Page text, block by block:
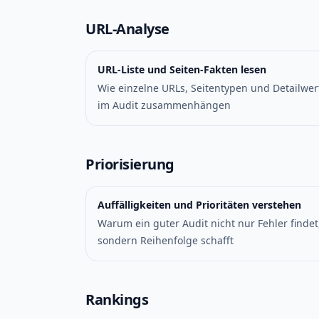
URL-Analyse
URL-Liste und Seiten-Fakten lesen
Wie einzelne URLs, Seitentypen und
im Audit zusammenhängen
Priorisierung
Auffälligkeiten und Prioritäten verstehen
Warum ein guter Audit nicht nur Fehler
sondern Reihenfolge schafft
Rankings